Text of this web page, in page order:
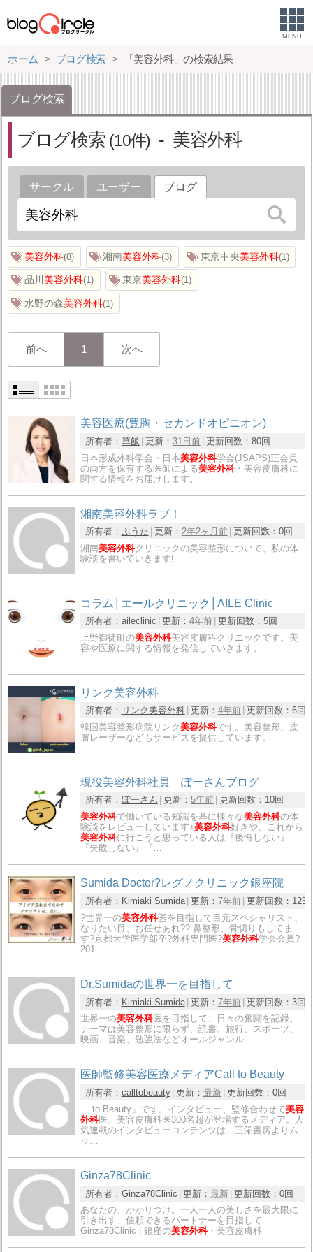
MENU
ホーム ブログ検索 「美容外科」の検索結果
ブログ検索
ブログ検索 10 美容外科
サークル ユーザー ブログ
美容外科 8 湘南美容外科 3 東京中央美容外科 1
品川 美容外科 1 東京美容外科 1
水野の森美容外科 1
前へ 1 次へ
美容医療(豊胸・セカンドオピニオン)
所有者： 草飯 更新： 31日前 更新回数： 80回
日本形成外科学会・日本美容外科学会(JSAPS)正会員
の両方を保有する医師による美容外科・美容皮膚科に
関する情報をお届けします。
湘南美容外科ラブ！
所有者： ぶうた 更新： 2年2ヶ月前 更新回数： 0回
湘南美容外科クリニックの美容整形について、私の体
験談を書いていきます!
コラム│エールクリニック│AILE Clinic
所有者： aileclinic 更新： 4年前 更新回数： 5回
上野御徒町の美容外科美容皮膚科クリニックです。美
容や医療に関する情報を発信していきます。
リンク美容外科
所有者： リンク美容外科 更新： 4年前 更新回数： 6回
韓国美容整形病院リンク美容外科です。美容整形、皮
膚レーザーなどもサービスを提供しています。
現役美容外科社員 ぽーさんブログ
所有者： ぽーさん 更新： 5年前 更新回数： 10回
美容外科で働いている知識を基に様々な美容外科の体
験談をレビューしています♪美容外科好きや、これから
美容外科に行こうと思っている人は『後悔しない』
『失敗しない』『…
Sumida Doctor?レグノクリニック銀座院
所有者： Kimiaki Sumida 更新： 7年前 更新回数： 125
?世界一の美容外科医を目指して目元スペシャリスト、
なりたい目、お任せあれ?️? 鼻整形、骨切りもしてま
す?京都大学医学部卒?外科専門医?美容外科学会会員?
201…
Dr.Sumidaの世界一を目指して
所有者： Kimiaki Sumida 更新： 7年前 更新回数： 3回
世界一の美容外科医を目指して、日々の奮闘を記録。
テーマは美容整形に限らず、読書、旅行、スポーツ、
映画、音楽、勉強法などオールジャンル
医師監修美容医療メディアCall to Beauty
所有者： calltobeauty 更新： 最新 更新回数： 0回
… to Beauty」です。インタビュー、監修合わせて美容
外科医、美容皮膚科医300名超が登場するメディア。人
気連載のインタビューコンテンツは、三栄書房よりム
ッ…
Ginza78Clinic
所有者： Ginza78Clinic 更新： 最新 更新回数： 0回
あなたの、かかりつけ。一人一人の美しさを最大限に
引き出す、信頼できるパートナーを目指して
Ginza78Clinic | 銀座の美容外科・美容皮膚科